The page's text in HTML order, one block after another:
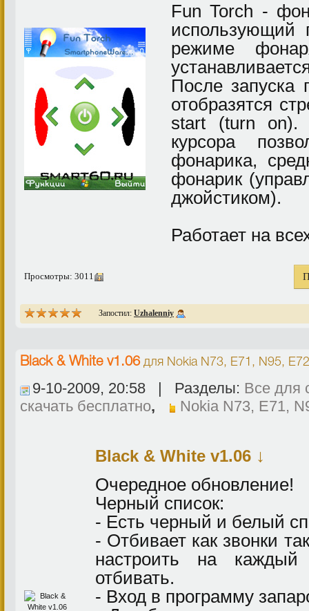
Fun Torch -
использующий
режиме
После запуска
отобразятся
start (turn on).
курсора
фонарика,
фонарик
джойстиком).
Работает на
Просмотры: 3011
Запостил: Uzhalenniy
Black & White v1.06для Nokia N73, E71, N95,
9-10-2009, 20:58 | Разделы: Все для
скачать бесплатно, Nokia N73, E71,
Black & White v1.06 ↓
Очередное обновление!
Черный список:
- Есть черный и белый
- Отбивает как звонки
настроить на
отбивать.
- Вход в программу